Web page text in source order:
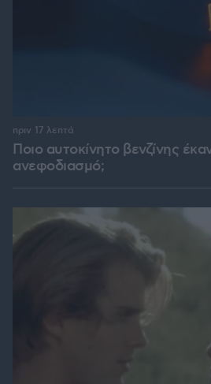
Ποιο αυτοκίνητο βενζίνης
ανεφοδιασμό;
πριν 17 λεπτά